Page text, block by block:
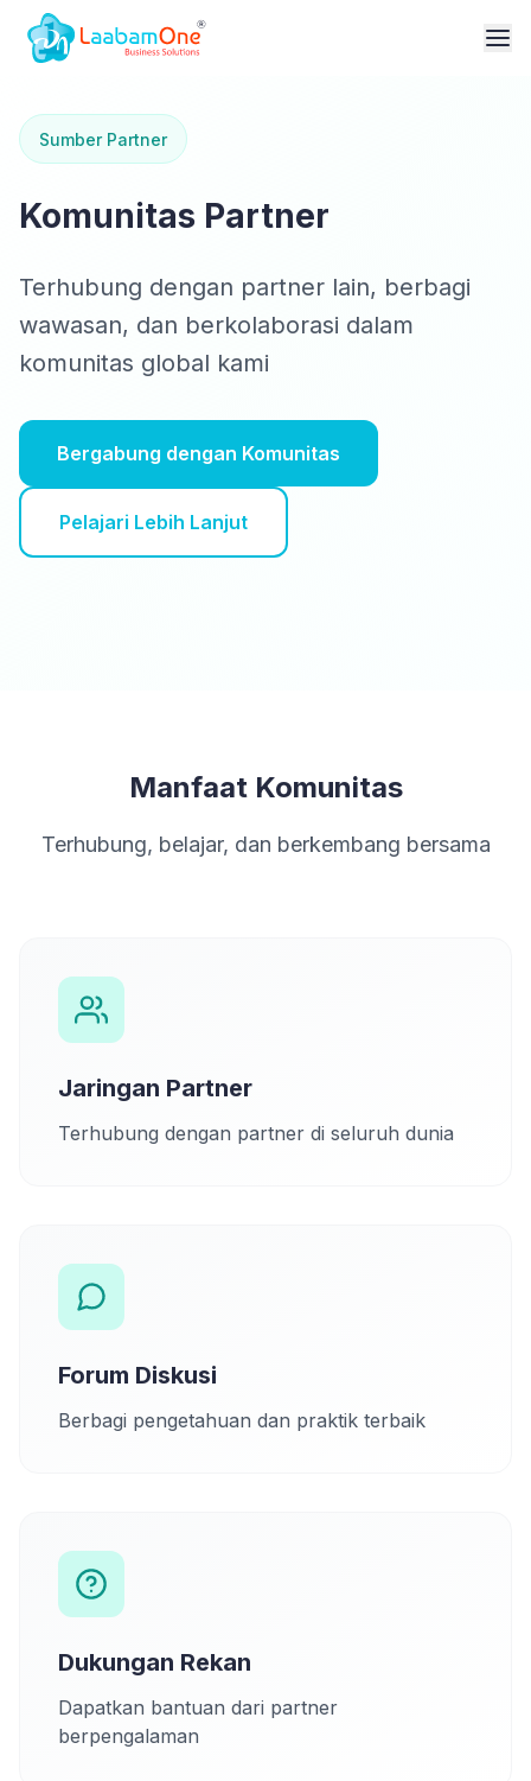
Sumber Partner
Komunitas Partner
Terhubung dengan partner lain, berbagi
wawasan, dan berkolaborasi dalam
komunitas global kami
Bergabung dengan Komunitas
Pelajari Lebih Lanjut
Manfaat Komunitas
Terhubung, belajar, dan berkembang bersama
Jaringan Partner
Terhubung dengan partner di seluruh dunia
Forum Diskusi
Berbagi pengetahuan dan praktik terbaik
Dukungan Rekan
Dapatkan bantuan dari partner
berpengalaman